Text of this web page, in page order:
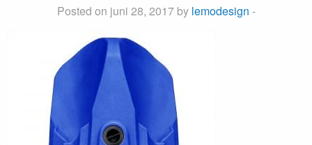
Posted on juni 28, 2017 by lemodesign -